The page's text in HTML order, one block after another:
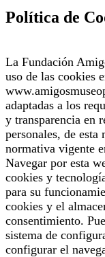
Política de
La Fundación
uso de las cookies
adaptadas a los
y transparencia en
personales, de
normativa vigente
Navegar por esta
cookies y
para su
cookies y el
consentimiento.
sistema de
configurar el